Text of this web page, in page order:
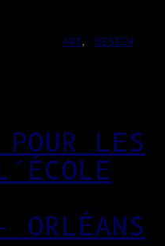
ART, DESIGN
LES